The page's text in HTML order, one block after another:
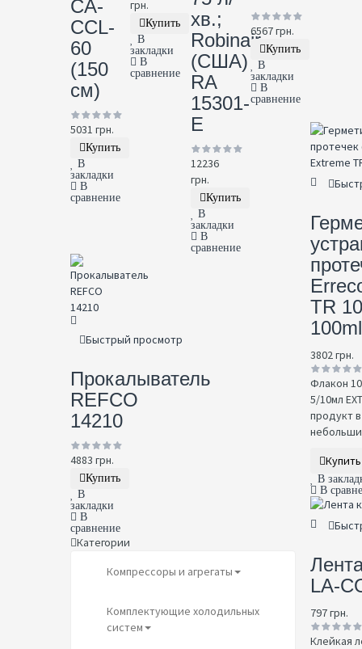
CA-
CCL-
60
(150
см)
5031 грн.
Купить
В
закладки
В
сравнение
грн.
Купить
В
закладки
В
сравнение
хв.;
Robinair
(США)
RA
15301-
E
12236
грн.
Купить
В
закладки
В
сравнение
6567 грн.
Купить
В
закладки
В
сравнение
Быстрый просмотр
Прокалыватель
REFCO
14210
4883 грн.
Купить
В
закладки
В
сравнение
Категории
Компрессоры и агрегаты
Комплектующие холодильных
систем
TR
100ml
3802 грн.
Флакон
5/10мл
продукт
Купить
В
В
LA-
797 грн.
Клейкая